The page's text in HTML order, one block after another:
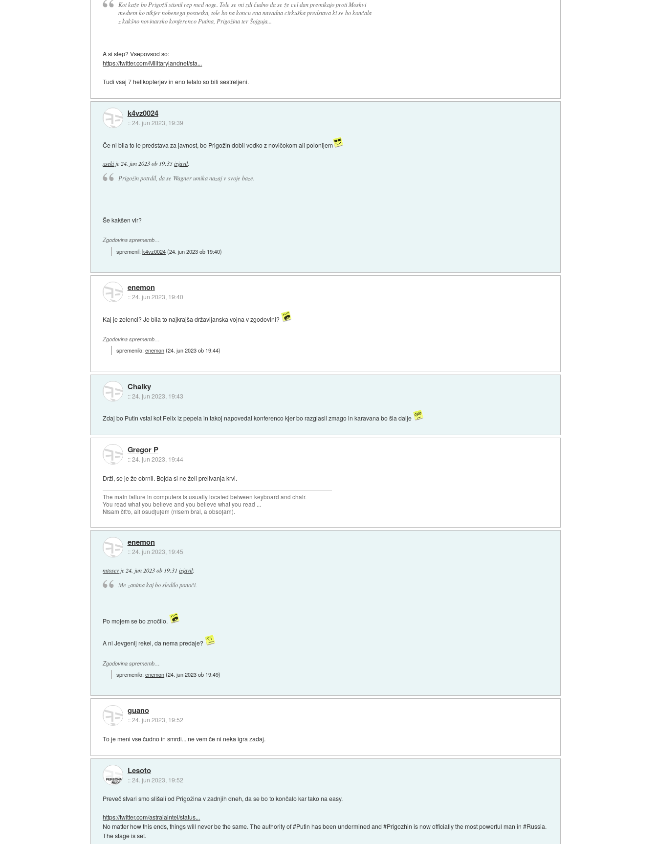
Kot kaže bo Prigožil stisnil rep med noge. Tole se mi zdi čudno da se že cel dan premikajo proti Moskvi
medtem ko nikjer nobenega posnetka, tole bo na koncu ena navadna cirkuška predstava ki se bo končala
z kakšno novinarsko konferenco Putina, Prigožina ter Šojguja...
A si slep? Vsepovsod so:
https://twitter.com/Militarylandnet/sta...
Tudi vsaj 7 helikopterjev in eno letalo so bili sestreljeni.
k4vz0024
::24. jun 2023, 19:39
Če ni bila to le predstava za javnost, bo Prigožin dobil vodko z novičokom ali polonijem
xsekije 24. jun 2023 ob 19:35 izjavil:
Prigožin potrdil, da se Wagner umika nazaj v svoje baze.
Še kakšen vir?
Zgodovina sprememb…
spremenil:k4vz0024(24. jun 2023 ob 19:40)
enemon
::24. jun 2023, 19:40
Kaj je zelenci? Je bila to najkrajša državljanska vojna v zgodovini?
Zgodovina sprememb…
spremenilo:enemon(24. jun 2023 ob 19:44)
Chalky
::24. jun 2023, 19:43
Zdaj bo Putin vstal kot Felix iz pepela in takoj napovedal konferenco kjer bo razglasil zmago in karavana bo šla dalje
Gregor P
::24. jun 2023, 19:44
Drži, se je že obrnil. Bojda si ne želi prelivanja krvi.
The main failure in computers is usually located between keyboard and chair.
You read what you believe and you believe what you read ...
Nisam čit'o, ali osudjujem (nisem bral, a obsojam).
enemon
::24. jun 2023, 19:45
mtosev je 24. jun 2023 ob 19:31 izjavil:
Me zanima kaj bo sledilo ponoči.
Po mojem se bo znočilo.
A ni Jevgenij rekel, da nema predaje?
Zgodovina sprememb…
spremenilo:enemon(24. jun 2023 ob 19:49)
guano
::24. jun 2023, 19:52
To je meni vse čudno in smrdi... ne vem če ni neka igra zadaj.
Lesoto
::24. jun 2023, 19:52
Preveč stvari smo slišali od Prigožina v zadnjih dneh, da se bo to končalo kar tako na easy.
https://twitter.com/astraiaintel/status...
No matter how this ends, things will never be the same. The authority of #Putin has been undermined and #Prigozhin is now officially the most powerful man in #Russia.
The stage is set.